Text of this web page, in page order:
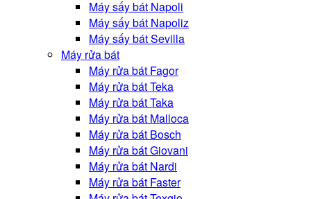
Máy sấy bát Napoli
Máy sấy bát Napoliz
Máy sấy bát Sevilla
Máy rửa bát
Máy rửa bát Fagor
Máy rửa bát Teka
Máy rửa bát Taka
Máy rửa bát Malloca
Máy rửa bát Bosch
Máy rửa bát Giovani
Máy rửa bát Nardi
Máy rửa bát Faster